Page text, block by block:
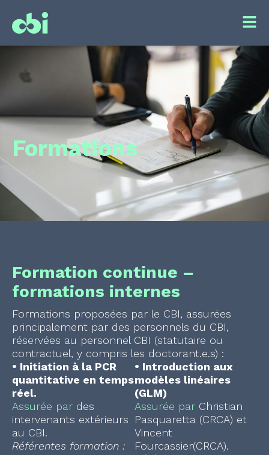
Formations
Formation continue –
formations internes
Formations proposées par le CBI, assurées
principalement par des personnels du CBI,
réservées au personnel CBI (statutaire ou
contractuel, y compris les doctorant.e.s) :
• Initiation à la PCR
quantitative en temps
réel.
Assurée par des
intervenants extérieurs
au CBI.
Référentes formation :
• Introduction aux
modèles linéaires
(GLM)
Assurée par Christian
Pasquaretta (CRCA) et
Vincent
Fourcassier(CRCA).